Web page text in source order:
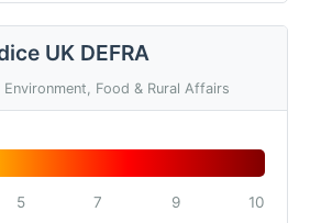
UK DEFRA
Food & Rural Affairs
5 7 9 10